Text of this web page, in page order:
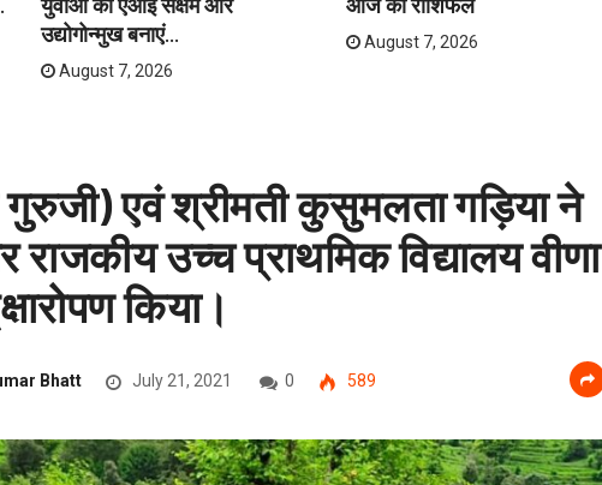
उद्योगोन्मुख बनाएं...
August 7, 2026
August 7, 2026
एवं श्रीमती कुसुमलता गड़िया ने
उच्च प्राथमिक विद्यालय वीणा
किया।
Bhatt July 21, 2021 0 589